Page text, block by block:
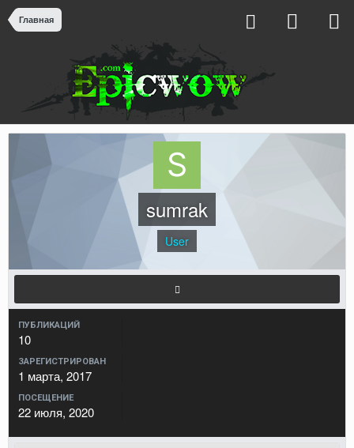
Главная
sumrak
User
ПУБЛИКАЦИЙ
10
ЗАРЕГИСТРИРОВАН
1 марта, 2017
ПОСЕЩЕНИЕ
22 июля, 2020